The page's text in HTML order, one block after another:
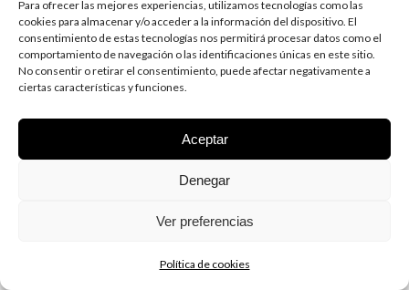
Para ofrecer las mejores experiencias, utilizamos tecnologías como las
cookies para almacenar y/o acceder a la información del dispositivo. El
consentimiento de estas tecnologías nos permitirá procesar datos como el
comportamiento de navegación o las identificaciones únicas en este sitio.
No consentir o retirar el consentimiento, puede afectar negativamente a
ciertas características y funciones.
Aceptar
Denegar
Ver preferencias
Política de cookies